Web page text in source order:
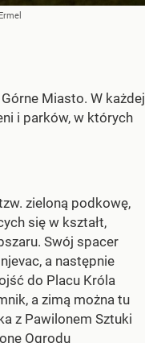
Miasto. W każdej
i parków, w których
zieloną podkowę,
się w kształt,
Swój spacer
a następnie
do Placu Króla
a zimą można tu
z Pawilonem Sztuki
Ogrodu